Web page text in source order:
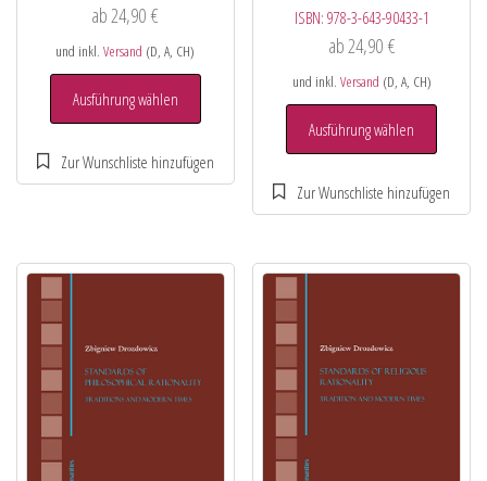
ab24,90€
und inkl.Versand (D, A, CH)
Ausführung wählen
ISBN: 978-3-643-90433-1
ab24,90 €
und inkl. Versand (D, A, CH)
Ausführung wählen